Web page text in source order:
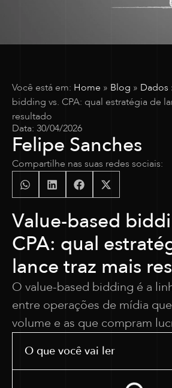
Você está em: Home » Blog » Dados
bidding vs. CPA: qual estratégia de
resultado
Data: 30/04/2026
Felipe Sanches
Compartilhe nas suas redes sociais:
Value-based
CPA: qual
lance traz mais
O value-based bidding é a
entre operações de mídia
volume e as que compram
O que você vai ler